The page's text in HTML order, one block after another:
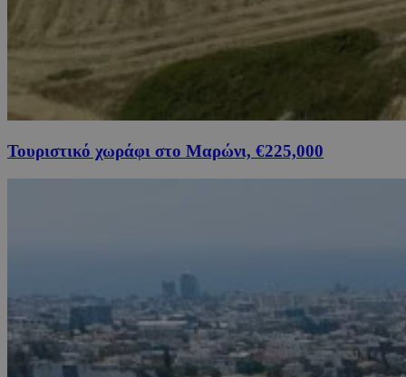
Τουριστικό χωράφι στο Μαρώνι, €225,000